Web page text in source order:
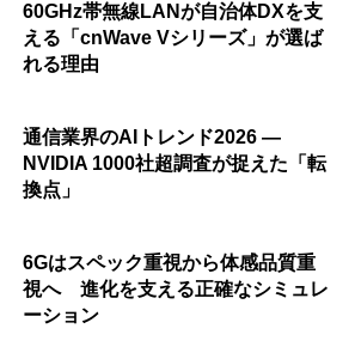
60GHz帯無線LANが自治体DXを支
える「cnWave Vシリーズ」が選ば
れる理由
通信業界のAIトレンド2026 ―
NVIDIA 1000社超調査が捉えた「転
換点」
6Gはスペック重視から体感品質重
視へ 進化を支える正確なシミュレ
ーション